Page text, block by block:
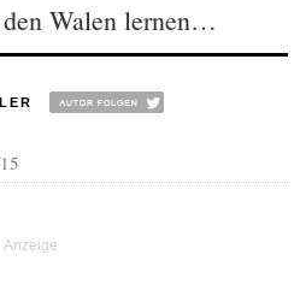
Walen lernen…